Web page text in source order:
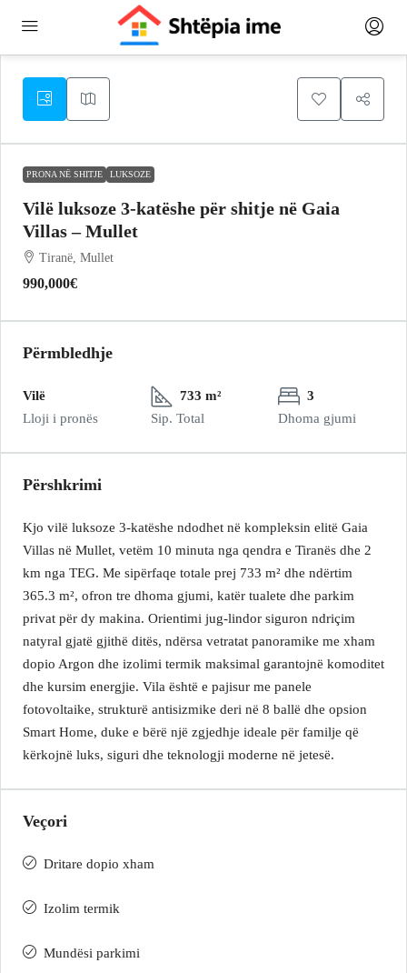
PRONA NË SHITJE LUKSOZE
Vilë luksoze 3-katëshe për shitje në Gaia
Villas – Mullet
Tiranë, Mullet
990,000€
Përmbledhje
Vilë
Lloji i pronës
733 m²
Sip. Total
3
Dhoma gjumi
Përshkrimi
Kjo vilë luksoze 3-katëshe ndodhet në kompleksin elitë Gaia
Villas në Mullet, vetëm 10 minuta nga qendra e Tiranës dhe 2
km nga TEG. Me sipërfaqe totale prej 733 m² dhe ndërtim
365.3 m², ofron tre dhoma gjumi, katër tualete dhe parkim
privat për dy makina. Orientimi jug-lindor siguron ndriçim
natyral gjatë gjithë ditës, ndërsa vetratat panoramike me xham
dopio Argon dhe izolimi termik maksimal garantojnë komoditet
dhe kursim energjie. Vila është e pajisur me panele
fotovoltaike, strukturë antisizmike deri në 8 ballë dhe opsion
Smart Home, duke e bërë një zgjedhje ideale për familje që
kërkojnë luks, siguri dhe teknologji moderne në jetesë.
Veçori
Dritare dopio xham
Izolim termik
Mundësi parkimi